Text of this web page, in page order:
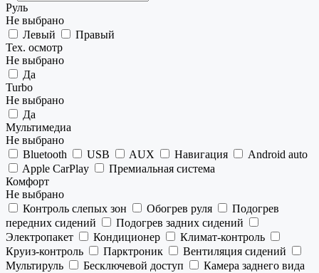
Руль
Не выбрано
Левый
Правый
Тех. осмотр
Не выбрано
Да
Turbo
Не выбрано
Да
Мультимедиа
Не выбрано
Bluetooth
USB AUX Навигация
Android auto
Apple CarPlay
Премиальная система
Комфорт
Не выбрано
Контроль слепых зон
Обогрев руля
Подогрев
передних сидений
Подогрев задних сидений
Электропакет
Кондиционер
Климат-контроль
Круиз-контроль
Парктроник
Вентиляция сидений
Мультируль
Бесключевой доступ
Камера заднего вида